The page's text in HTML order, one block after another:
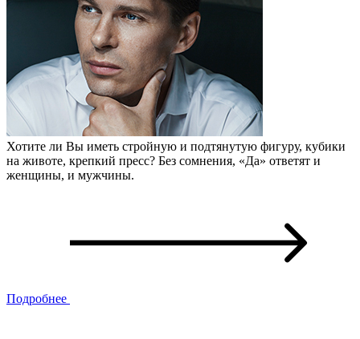
Хотите ли Вы иметь стройную и подтянутую фигуру, кубики
на животе, крепкий пресс? Без сомнения, «Да» ответят и
женщины, и мужчины.
Подробнее